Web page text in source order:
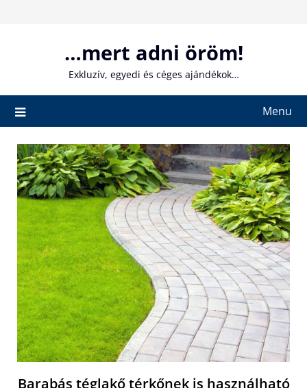
…mert adni öröm!
Exkluzív, egyedi és céges ajándékok…
Menu
Barabás téglakő térkőnek is használható